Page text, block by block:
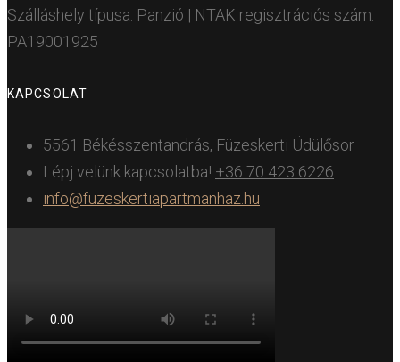
Szálláshely típusa: Panzió | NTAK regisztrációs szám:
PA19001925
KAPCSOLAT
5561 Békésszentandrás, Füzeskerti Üdülősor
Lépj velünk kapcsolatba! +36 70 423 6226
info@fuzeskertiapartmanhaz.hu